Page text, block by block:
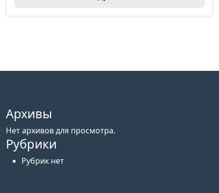
Архивы
Нет архивов для просмотра.
Рубрики
Рубрик нет